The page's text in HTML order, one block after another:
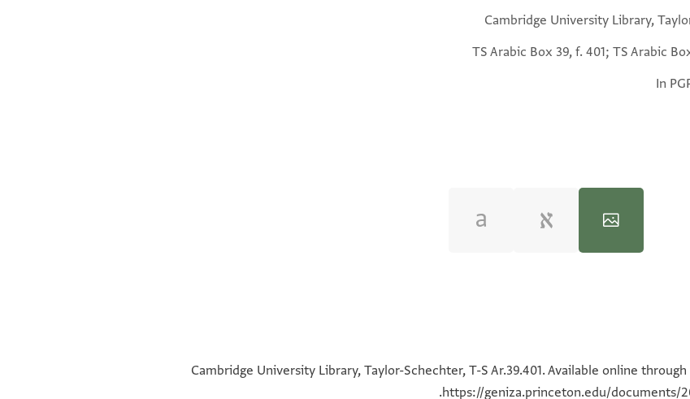
Cambridge University Library,
TS Arabic Box 39, f. 401; TS Arabic
In
100%
100%
Cambridge University Library, Taylor-Schechter, T-S Ar.39.401. Available online
https://geniza.princeton.edu/documents/